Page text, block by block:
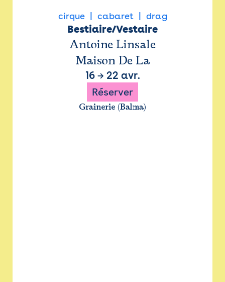
cirque cabaret drag
Bestiaire/Vestaire
Antoine Linsale
Maison De La
16→ 22 avr.
Réserver
Grainerie (Balma)